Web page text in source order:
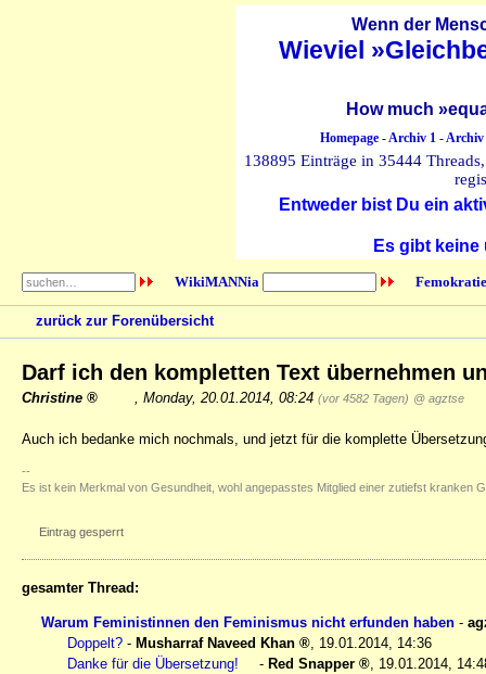
Wenn der
Wieviel
How much
Homepage-Archiv 1-Archiv
138895 Einträge in 35444
Entweder bist Du ein
Es gibt
WikiMANNia
zurück zur Forenübersicht
Darf ich den kompletten Text übernehmen
Christine Monday, 20.01.2014, 08:24 (vor 4582 Tagen) @ agztse
Auch ich bedanke mich nochmals, und jetzt für die komplette
--
Es ist kein Merkmal von Gesundheit, wohl angepasstes Mitglied einer zutiefst kranken
Eintrag gesperrt
gesamter Thread:
Warum Feministinnen den Feminismus nicht erfunden haben -
Doppelt? - Musharraf Naveed Khan , 19.01.2014, 14:36
Danke für die Übersetzung!
- Red Snapper , 19.01.2014,